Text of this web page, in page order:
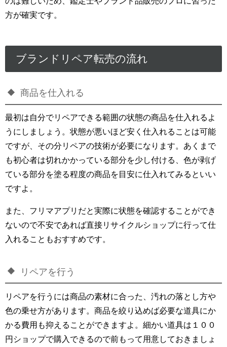
方が確実です。
ブランドリペア転売の流れ
商品を仕入れる
最初は自分でリペアできる範囲の状態の商品を仕入れるよ
うにしましょう。状態が悪いほど安く仕入れることは可能
ですが、その分リペアの技術が必要になります。あくまで
も初心者は切れかかっている部分を少し付ける、色が剥げ
ている部分を塗る程度の商品を目安に仕入れてみるといい
ですよ。
また、フリマアプリだと実際に状態を確認することができ
ないので不安であれば直接リサイクルショップに行って仕
入れることもおすすめです。
リペアを行う
リペアを行うには商品の素材に合った、汚れの落とし方や
色の乗せ方があります。商品を絞り込めば必要な道具にか
かる費用も抑えることができますよ。細かい道具は１００
円ショップで購入できるので前もって用意しておきましょ